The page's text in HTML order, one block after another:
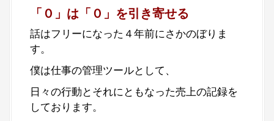
「０」は「０」を引き寄せる
話はフリーになった４年前にさかのぼりま
す。
僕は仕事の管理ツールとして、
日々の行動とそれにともなった売上の記録を
しております。